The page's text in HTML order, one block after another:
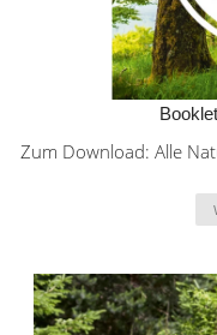
Zum Download: Alle